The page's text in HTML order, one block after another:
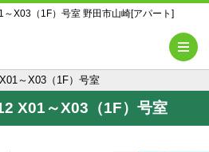
X03（1F）号室 野田市山崎[アパート]
～X03（1F）号室
X01～X03（1F）号室